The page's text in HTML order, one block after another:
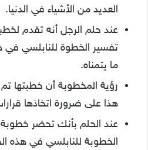
العديد من الأشياء في الدنيا.
عند حلم الرجل أنه تقدم
تفسير الخطوة للنابلسي في
ما يتمناه.
رؤية المخطوبة أن خطبتها
هذا على ضرورة اتخاذها
عند الحلم بأنك تحضر
الخطوبة للنابلسي في هذه